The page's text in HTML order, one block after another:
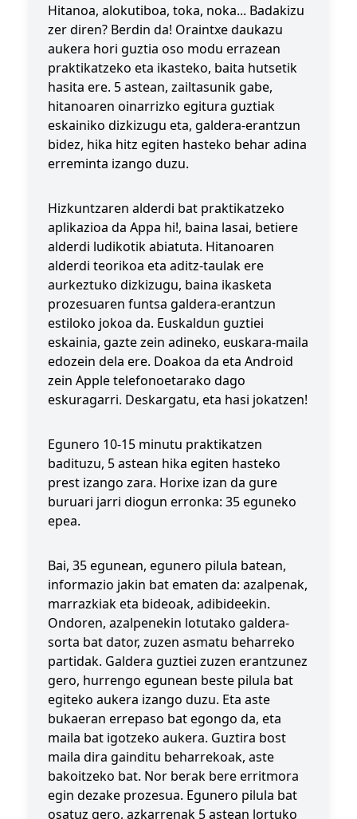
Hitanoa, alokutiboa, toka, noka... Badakizu
zer diren? Berdin da! Oraintxe daukazu
aukera hori guztia oso modu errazean
praktikatzeko eta ikasteko, baita hutsetik
hasita ere. 5 astean, zailtasunik gabe,
hitanoaren oinarrizko egitura guztiak
eskainiko dizkizugu eta, galdera-erantzun
bidez, hika hitz egiten hasteko behar adina
erreminta izango duzu.
Hizkuntzaren alderdi bat praktikatzeko
aplikazioa da Appa hi!, baina lasai, betiere
alderdi ludikotik abiatuta. Hitanoaren
alderdi teorikoa eta aditz-taulak ere
aurkeztuko dizkizugu, baina ikasketa
prozesuaren funtsa galdera-erantzun
estiloko jokoa da. Euskaldun guztiei
eskainia, gazte zein adineko, euskara-maila
edozein dela ere. Doakoa da eta Android
zein Apple telefonoetarako dago
eskuragarri. Deskargatu, eta hasi jokatzen!
Egunero 10-15 minutu praktikatzen
badituzu, 5 astean hika egiten hasteko
prest izango zara. Horixe izan da gure
buruari jarri diogun erronka: 35 eguneko
epea.
Bai, 35 egunean, egunero pilula batean,
informazio jakin bat ematen da: azalpenak,
marrazkiak eta bideoak, adibideekin.
Ondoren, azalpenekin lotutako galdera-
sorta bat dator, zuzen asmatu beharreko
partidak. Galdera guztiei zuzen erantzunez
gero, hurrengo egunean beste pilula bat
egiteko aukera izango duzu. Eta aste
bukaeran errepaso bat egongo da, eta
maila bat igotzeko aukera. Guztira bost
maila dira gainditu beharrekoak, aste
bakoitzeko bat. Nor berak bere erritmora
egin dezake prozesua. Egunero pilula bat
osatuz gero, azkarrenak 5 astean lortuko